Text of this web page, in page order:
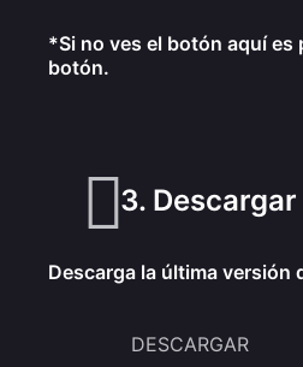
*Si no ves el botón aquí
botón.
3.
Descarga la última versión
DESCARGAR